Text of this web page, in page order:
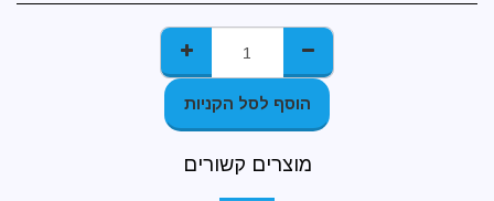
הוסף לסל הקניות
מוצרים קשורים